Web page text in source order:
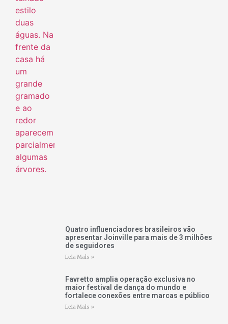
Quatro influenciadores brasileiros vão
apresentar Joinville para mais de 3 milhões
de seguidores
Leia Mais »
Favretto amplia operação exclusiva no
maior festival de dança do mundo e
fortalece conexões entre marcas e público
Leia Mais »